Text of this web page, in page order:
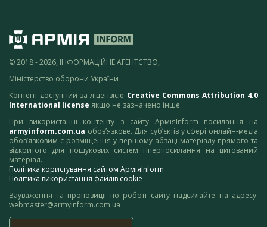
© 2018 - 2026, ІНФОРМАЦІЙНЕ АГЕНТСТВО,
Міністерство оборони України
Контент доступний за ліцензією Creative Commons Attribution 4.0
International license якщо не зазначено інше.
При використанні контенту з сайту АрміяInform посилання на
armyinform.com.ua обов’язкове. Для суб’єктів у сфері онлайн-медіа
обов’язковим є розміщення у першому абзаці матеріалу прямого та
відкритого для пошукових систем гіперпосилання на цитований
матеріал.
Політика користування сайтом АрміяInform
Політика використання файлів cookie
Зауваження та пропозиції по роботі сайту надсилайте на адресу:
webmaster@armyinform.com.ua